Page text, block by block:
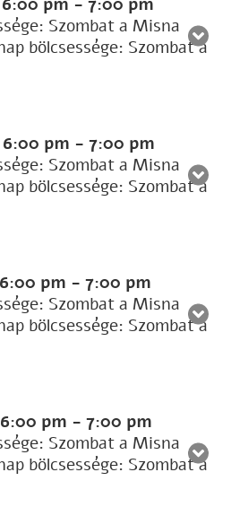
Szombat a Misna
bölcsessége: Szombat a
6:00 pm - 7:00 pm
Szombat a Misna
bölcsessége: Szombat a
6:00 pm - 7:00 pm
Szombat a Misna
bölcsessége: Szombat a
6:00 pm - 7:00 pm
Szombat a Misna
bölcsessége: Szombat a